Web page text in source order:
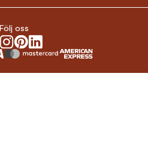
Följ oss